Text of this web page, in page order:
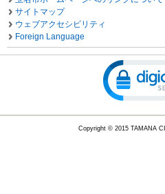
サイトマップ
ウェブアクセシビリティ
Foreign Language
Copyright © 2015 TAMANA